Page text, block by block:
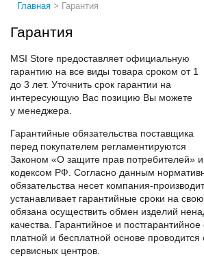
Главная > Гарантия
Гарантия
MSI Store предоставляет официальную
гарантию на все виды товара сроком от 1
до 3 лет. Уточнить срок гарантии на
интересующую Вас позицию Вы можете
у менеджера.
Гарантийные обязательства поставщика
перед покупателем регламентируются
Законом «О защите прав потребителей»
кодексом РФ. Согласно данным
обязательства несет компания-
устанавливает гарантийные сроки на
обязана осуществить обмен изделий
качества. Гарантийное и
платной и бесплатной основе проводится
сервисных центров.